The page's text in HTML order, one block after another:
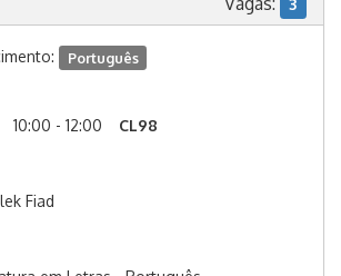
Português
10:00 - 12:00
CL98
Fiad